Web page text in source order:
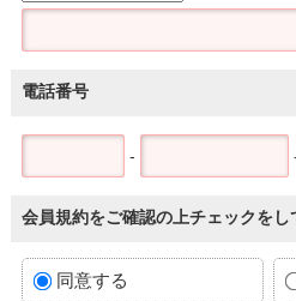
電話番号
-
会員規約をご確認の上チェックをし
同意する